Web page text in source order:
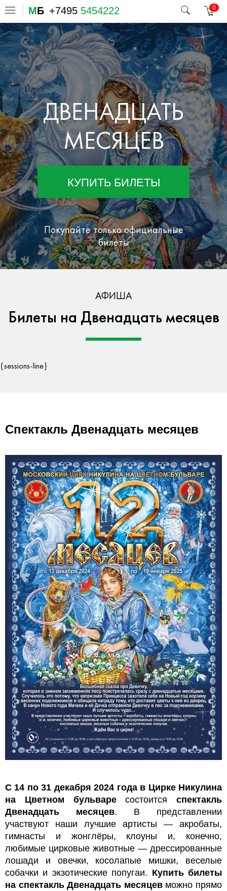
МБ +7495 5454222 0
ДВЕНАДЦАТЬ
МЕСЯЦЕВ
КУПИТЬ БИЛЕТЫ
Покупайте только официальные
билеты
Гарантия безопасности данных
АФИША
Билеты на Двенадцать месяцев
{sessions-line}
Спектакль Двенадцать месяцев
С 14 по 31 декабря 2024 года в Цирке Никулина
на Цветном бульваресостоится спектакль
Двенадцать месяцев. В представлении
участвуют наши лучшие артисты — акробаты,
гимнасты и жонглёры, клоуны и, конечно,
любимые цирковые животные — дрессированные
лошади и овечки, косолапые мишки, веселые
собачки и экзотические попугаи. Купить билеты
на спектакль Двенадцать месяцевможно прямо